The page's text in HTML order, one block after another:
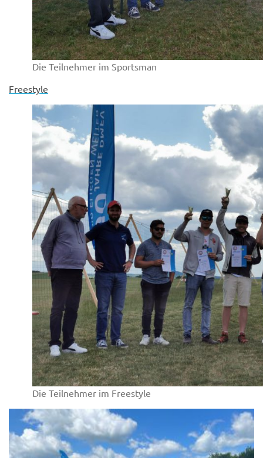
Die Teilnehmer im Sportsman
Freestyle
Die Teilnehmer im Freestyle